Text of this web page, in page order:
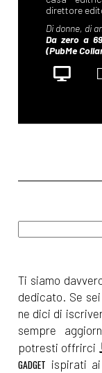
Ti siamo
dedicato. Se
ne dici di
sempre
potresti offrirci
GADGET ispirati ai